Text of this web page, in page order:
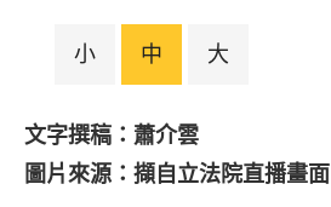
小 中 大
文字撰稿：蕭介雲
圖片來源：擷自立法院直播畫面